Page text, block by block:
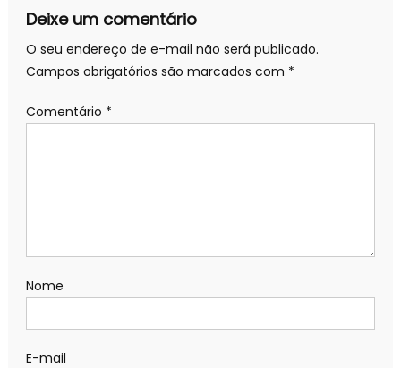
Deixe um comentário
O seu endereço de e-mail não será publicado.
Campos obrigatórios são marcados com *
Comentário *
Nome
E-mail